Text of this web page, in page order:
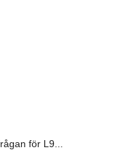
för L9...